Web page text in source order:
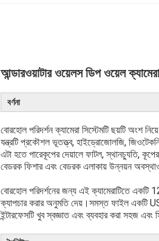
আন্ডারওয়াটার ওয়েলস ডিপ ওয়েল
বর্ণনা
বোরহোল পরিদর্শন ক্যামেরা সিস্টেমটি ছয়টি অংশ
যন্ত্রটি প্রকৌশল ভূতত্ত্ব, হাইড্রোজোলজি,
এটা হতে পারেকূপের দেয়ালে ফাটল, স্থানচ্যুতি,
বেডরক ফিশার এবং বেডরক এলাকায় উন্নয়ন
বোরহোল পরিদর্শনের জন্য এই ক্যামেরাটিতে একটি
ক্যাপচার করার অনুমতি দেয়।সমস্ত ফাইল একটি
ইন্টারফেসটি খুব স্বজ্ঞাত এবং ব্যবহার করা সহজ এবং